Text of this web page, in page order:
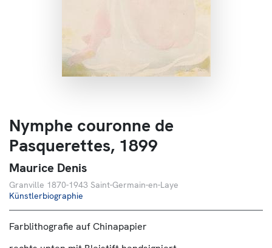
Publications
Contact
Nymphe couronne de
Pasquerettes, 1899
Maurice Denis
Granville 1870-1943 Saint-Germain-en-Laye
Künstlerbiographie
Farblithografie auf Chinapapier